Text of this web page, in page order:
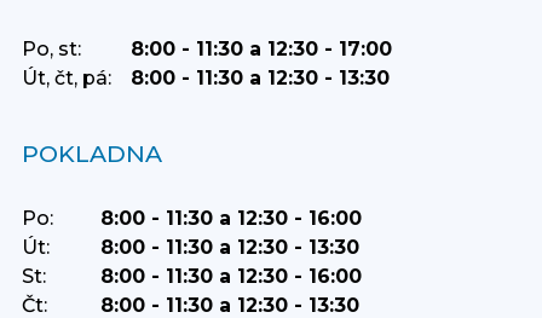
Po, st:
8:00 - 11:30 a 12:30 - 17:00
Út, čt, pá:
8:00 - 11:30 a 12:30 - 13:30
POKLADNA
Po:
8:00 - 11:30 a 12:30 - 16:00
Út:
8:00 - 11:30 a 12:30 - 13:30
St:
8:00 - 11:30 a 12:30 - 16:00
Čt:
8:00 - 11:30 a 12:30 - 13:30